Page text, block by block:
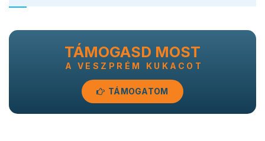
TÁMOGASD MOST
A VESZPRÉM KUKACOT
TÁMOGATOM